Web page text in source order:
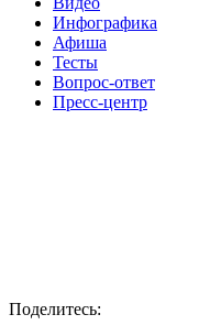
Инфографика
Афиша
Тесты
Вопрос-ответ
Пресс-центр
Поделитесь: